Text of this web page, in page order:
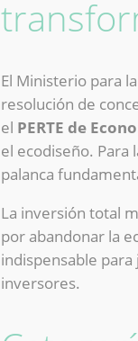
El Ministerio para
resolución de
el PERTE de
el ecodiseño. Para
palanca
La inversión total
por abandonar la
indispensable
inversores.